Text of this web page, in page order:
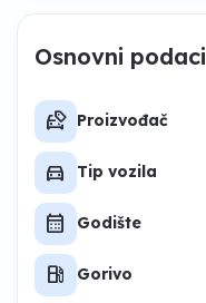
Osnovni podaci
car_tag Proizvođač
directions_car Tip vozila
calendar_month Godište
local_gas_station Gorivo